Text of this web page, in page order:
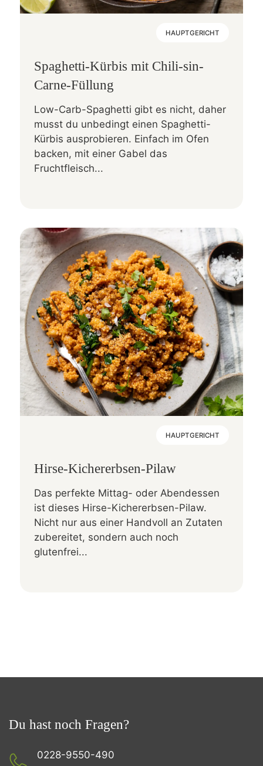
HAUPTGERICHT
Spaghetti-Kürbis mit Chili-sin-
Carne-Füllung
Low-Carb-Spaghetti gibt es nicht, daher
musst du unbedingt einen Spaghetti-
Kürbis ausprobieren. Einfach im Ofen
backen, mit einer Gabel das
Fruchtfleisch...
HAUPTGERICHT
Hirse-Kichererbsen-Pilaw
Das perfekte Mittag- oder Abendessen
ist dieses Hirse-Kichererbsen-Pilaw.
Nicht nur aus einer Handvoll an Zutaten
zubereitet, sondern auch noch
glutenfrei...
Du hast noch Fragen?
0228-9550-490